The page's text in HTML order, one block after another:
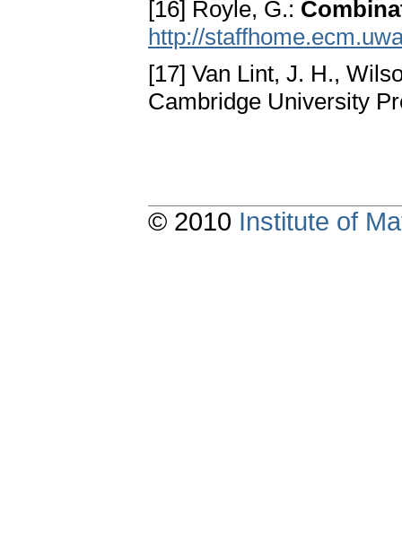
[16] Royle, G.:
http://
[17] Van Lint, J. H.,
Cambridge University
© 2010 Institute of